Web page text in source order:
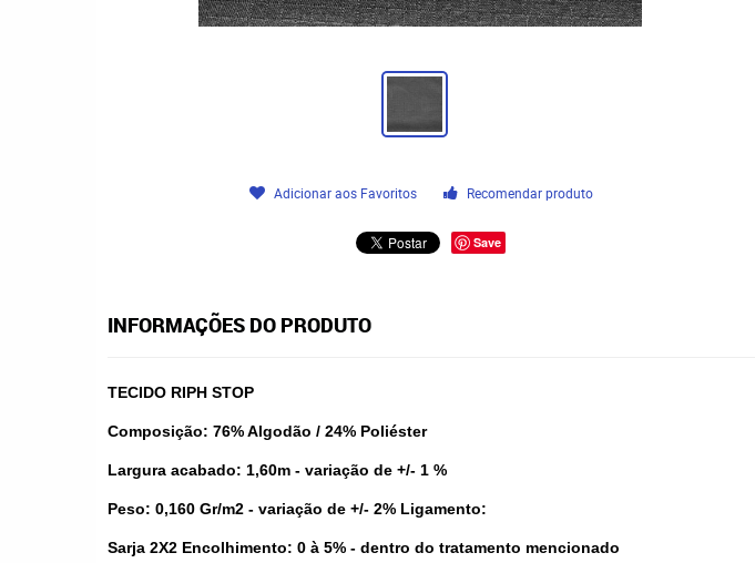
Adicionar aos Favoritos Recomendar produto
Save
INFORMAÇÕES DO PRODUTO
TECIDO RIPH STOP
Composição: 76% Algodão / 24% Poliéster
Largura acabado: 1,60m - variação de +/- 1 %
Peso: 0,160 Gr/m2 - variação de +/- 2% Ligamento:
Sarja 2X2 Encolhimento: 0 à 5% - dentro do tratamento mencionado